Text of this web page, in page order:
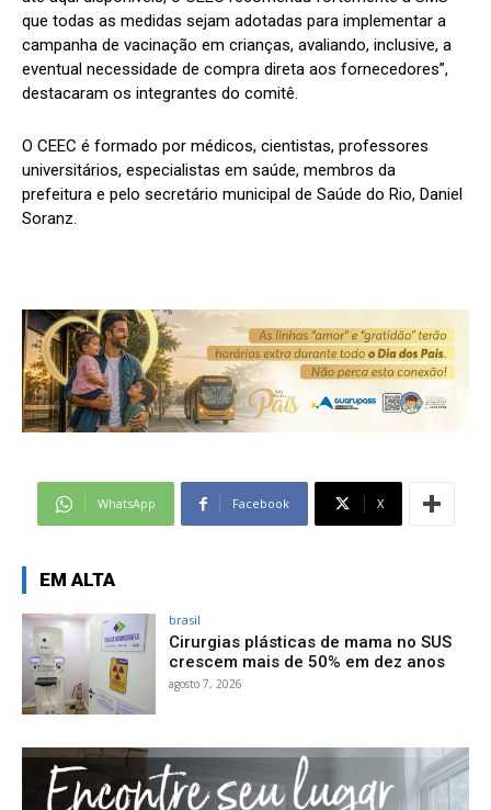
que todas as medidas sejam adotadas para implementar a
campanha de vacinação em crianças, avaliando, inclusive, a
eventual necessidade de compra direta aos fornecedores”,
destacaram os integrantes do comitê.
O CEEC é formado por médicos, cientistas, professores
universitários, especialistas em saúde, membros da
prefeitura e pelo secretário municipal de Saúde do Rio, Daniel
Soranz.
WhatsApp Facebook X
EM ALTA
brasil
Cirurgias plásticas de mama no SUS
crescem mais de 50% em dez anos
agosto 7, 2026